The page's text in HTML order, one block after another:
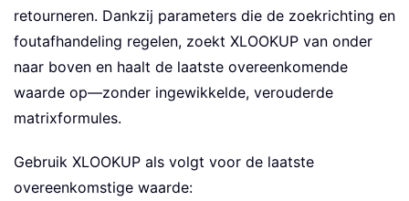
retourneren. Dankzij parameters die de zoekrichting en
foutafhandeling regelen, zoekt XLOOKUP van onder
naar boven en haalt de laatste overeenkomende
waarde op—zonder ingewikkelde, verouderde
matrixformules.
Gebruik XLOOKUP als volgt voor de laatste
overeenkomstige waarde: